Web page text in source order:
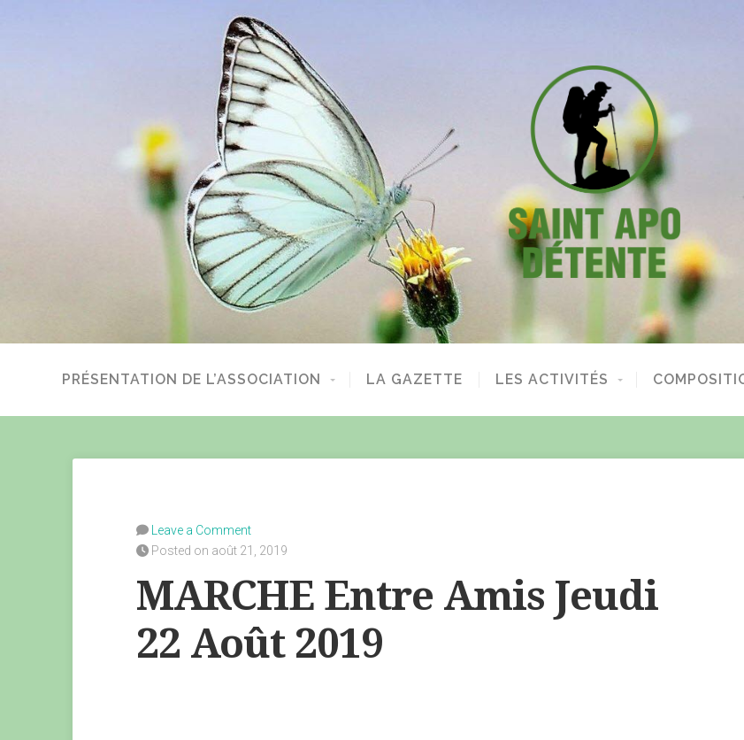
PRÉSENTATION DE L’ASSOCIATION LA GAZETTE LES ACTIVITÉS
Leave a Comment
Posted on août 21, 2019
MARCHE Entre Amis Jeudi
22 Août 2019